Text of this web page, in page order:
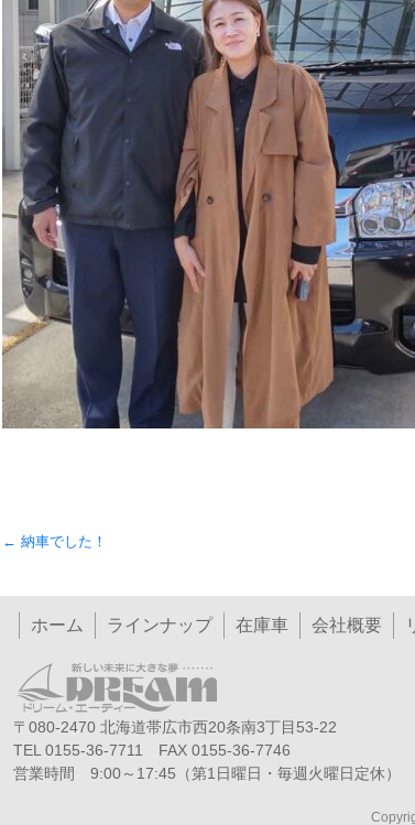
Post
navigation
← 納車でした！
ホーム ラインナップ 在庫車 会社概要
〒080-2470 北海道帯広市西20条南3丁目53-22
TEL 0155-36-7711 FAX 0155-36-7746
営業時間 9:00～17:45（第1日曜日・毎週火曜日定休）